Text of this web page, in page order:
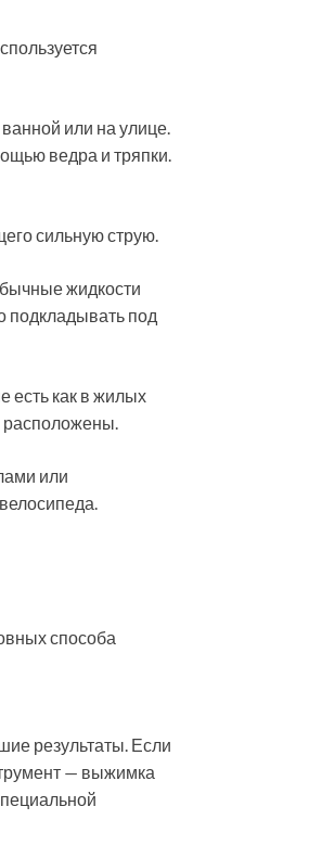
или на улице.
ведра и тряпки.
сильную струю.
жидкости
подкладывать под
есть как в жилых
расположены.
или
способа
результаты. Если
— выжимка